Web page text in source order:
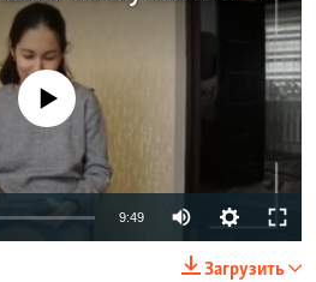
currently available
9:49
Загрузить